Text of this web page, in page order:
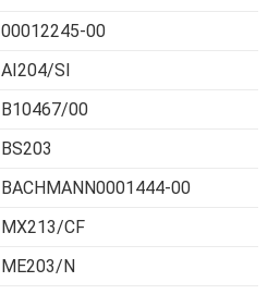
00012245-00
AI204/SI
B10467/00
BS203
BACHMANN0001444-00
MX213/CF
ME203/N